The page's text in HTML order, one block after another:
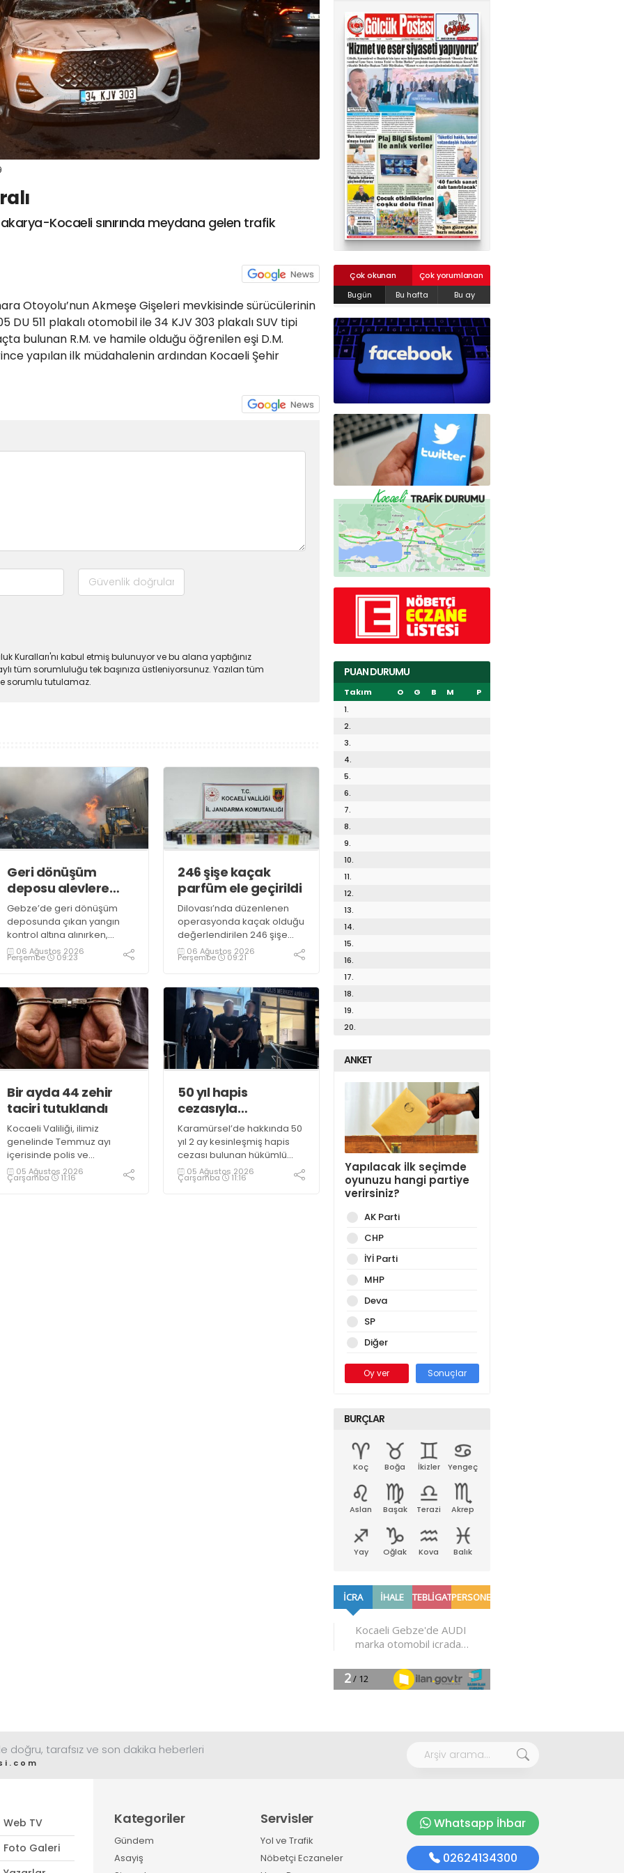
Kocaeli sınırında meydana gelen trafik
Otoyolu’nun Akmeşe Gişeleri mevkisinde sürücülerinin
511 plakalı otomobil ile 34 KJV 303 plakalı SUV tipi
bulunan R.M. ve hamile olduğu öğrenilen eşi D.M.
yapılan ilk müdahalenin ardından Kocaeli Şehir
Kuralları'nı kabul etmiş bulunuyor ve bu alana yaptığınız
tüm sorumluluğu tek başınıza üstleniyorsunuz. Yazılan tüm
sorumlu tutulamaz.
Geri dönüşüm
deposu alevlere
teslim oldu
Gebze’de geri dönüşüm
deposunda çıkan yangın
kontrol altına alınırken,
duman sebebiyle TEM ve
D100 Karayolu’nda göz gözü
06 Ağustos 2026
Perşembe 09:23
246 şişe kaçak
parfüm ele geçirildi
Dilovası’nda düzenlenen
operasyonda kaçak olduğu
değerlendirilen 246 şişe
parfüm ele geçirildi
06 Ağustos 2026
Perşembe 09:21
Bir ayda 44 zehir
taciri tutuklandı
Kocaeli Valiliği, ilimiz
genelinde Temmuz ayı
içerisinde polis ve
jandarma ekiplerince
uyuşturucu ile mücadele
05 Ağustos 2026
Çarşamba 11:16
50 yıl hapis
cezasıyla
aranıyordu,
yakalandı
Karamürsel’de hakkında 50
yıl 2 ay kesinleşmiş hapis
cezası bulunan hükümlü
operasyonla gözaltına
alındı
05 Ağustos 2026
Çarşamba 11:16
Çok okunan
Çok yorumlanan
Bugün
Bu hafta Bu ay
PUAN DURUMU
Takım O G B M
P
1.
2.
3.
4.
5.
6.
7.
8.
9.
10.
11.
12.
13.
14.
15.
16.
17.
18.
19.
20.
ANKET
Yapılacak ilk seçimde
oyunuzu hangi partiye
verirsiniz?
AK Parti
CHP
İYİ Parti
MHP
Deva
SP
Diğer
Oy ver Sonuçlar
BURÇLAR
Koç Boğa İkizler Yengeç
Aslan Başak Terazi Akrep
Yay Oğlak Kova Balık
doğru, tarafsız ve son dakika heberleri
Web TV
Foto Galeri
Kategoriler
Gündem
Asayiş
Servisler
Yol ve Trafik
Nöbetçi Eczaneler
Whatsapp İhbar
02624134300
02624132333
haber@golcukpostasi.com